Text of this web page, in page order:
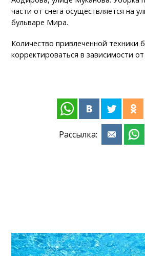
части от снега осуществляется на
бульваре Мира.
Количество привлеченной техники
корректироваться в зависимости
Рассылка: